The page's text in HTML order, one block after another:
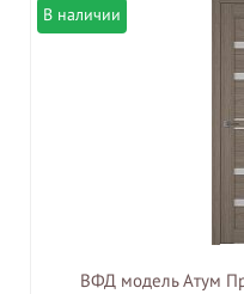
В наличии
ВФД модель Атум